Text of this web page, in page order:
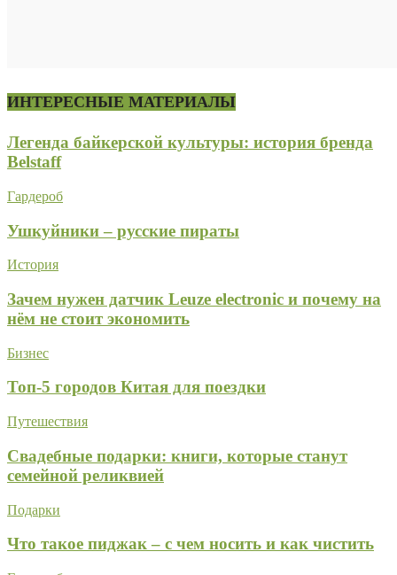
ИНТЕРЕСНЫЕ МАТЕРИАЛЫ
Легенда байкерской культуры: история бренда
Belstaff
Гардероб
Ушкуйники – русские пираты
История
Зачем нужен датчик Leuze electronic и почему на
нём не стоит экономить
Бизнес
Топ-5 городов Китая для поездки
Путешествия
Свадебные подарки: книги, которые станут
семейной реликвией
Подарки
Что такое пиджак – с чем носить и как чистить